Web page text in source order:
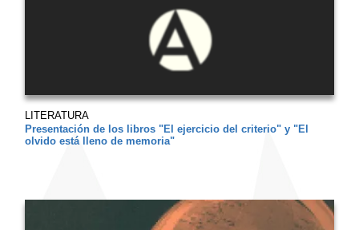
LITERATURA
Presentación de los libros "El ejercicio del criterio" y "El
olvido está lleno de memoria"